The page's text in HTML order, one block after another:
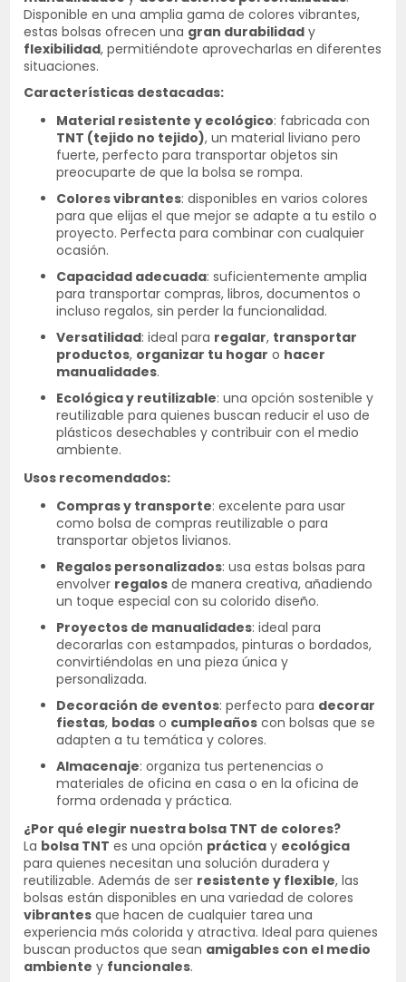
Disponible en una amplia gama de colores vibrantes,
estas bolsas ofrecen una gran durabilidad y
flexibilidad, permitiéndote aprovecharlas en diferentes
situaciones.
Características destacadas:
Material resistente y ecológico: fabricada con
TNT (tejido no tejido), un material liviano pero
fuerte, perfecto para transportar objetos sin
preocuparte de que la bolsa se rompa.
Colores vibrantes: disponibles en varios colores
para que elijas el que mejor se adapte a tu estilo o
proyecto. Perfecta para combinar con cualquier
ocasión.
Capacidad adecuada: suficientemente amplia
para transportar compras, libros, documentos o
incluso regalos, sin perder la funcionalidad.
Versatilidad: ideal para regalar, transportar
productos, organizar tu hogar o hacer
manualidades.
Ecológica y reutilizable: una opción sostenible y
reutilizable para quienes buscan reducir el uso de
plásticos desechables y contribuir con el medio
ambiente.
Usos recomendados:
Compras y transporte: excelente para usar
como bolsa de compras reutilizable o para
transportar objetos livianos.
Regalos personalizados: usa estas bolsas para
envolver regalos de manera creativa, añadiendo
un toque especial con su colorido diseño.
Proyectos de manualidades: ideal para
decorarlas con estampados, pinturas o bordados,
convirtiéndolas en una pieza única y
personalizada.
Decoración de eventos: perfecto para decorar
fiestas, bodas o cumpleaños con bolsas que se
adapten a tu temática y colores.
Almacenaje: organiza tus pertenencias o
materiales de oficina en casa o en la oficina de
forma ordenada y práctica.
¿Por qué elegir nuestra bolsa TNT de colores?
La bolsa TNT es una opción práctica y ecológica
para quienes necesitan una solución duradera y
reutilizable. Además de ser resistente y flexible, las
bolsas están disponibles en una variedad de colores
vibrantes que hacen de cualquier tarea una
experiencia más colorida y atractiva. Ideal para quienes
buscan productos que sean amigables con el medio
ambiente y funcionales.